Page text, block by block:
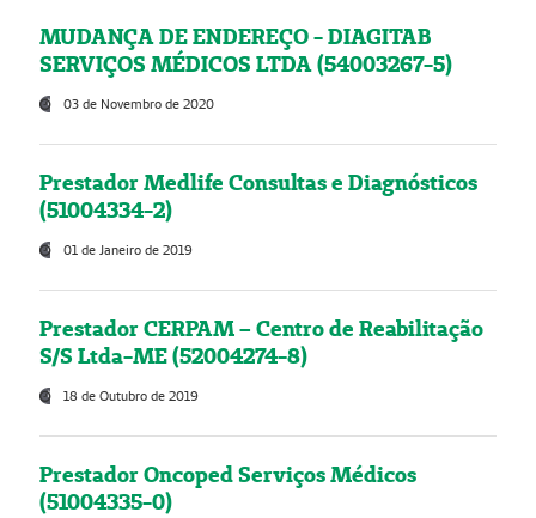
MUDANÇA DE ENDEREÇO - DIAGITAB
SERVIÇOS MÉDICOS LTDA (54003267-5)
03 de Novembro de 2020
Prestador Medlife Consultas e Diagnósticos
(51004334-2)
01 de Janeiro de 2019
Prestador CERPAM – Centro de Reabilitação
S/S Ltda-ME (52004274-8)
18 de Outubro de 2019
Prestador Oncoped Serviços Médicos
(51004335-0)